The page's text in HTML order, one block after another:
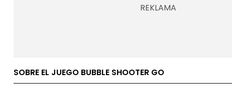
SOBRE EL JUEGO BUBBLE SHOOTER GO